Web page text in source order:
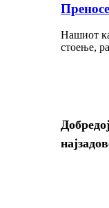
Нашиот
стоење,